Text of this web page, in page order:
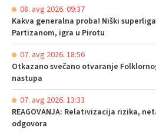
08. avg 2026. 09:37
Kakva generalna proba! Niški
Partizanom, igra u Pirotu
07. avg 2026. 18:56
Otkazano svečano otvaranje
nastupa
07. avg 2026. 13:33
REAGOVANJA: Relativizacija rizika,
odgovora